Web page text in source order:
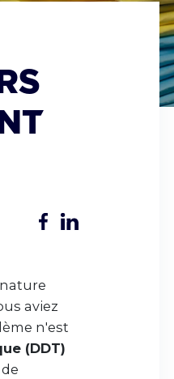
aviez
n'est
(DDT)